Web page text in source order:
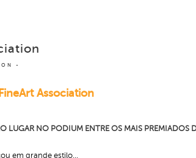
Association
LUGAR NO PODIUM ENTRE OS MAIS PREMIADOS
em grande estilo...